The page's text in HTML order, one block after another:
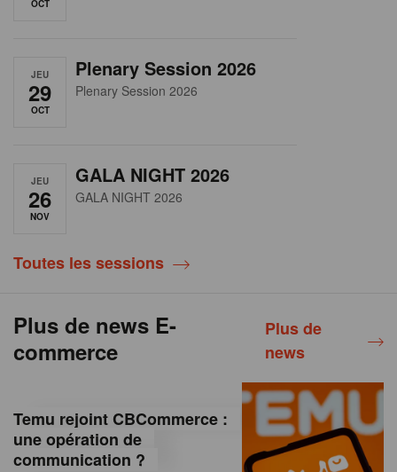
OCT
JEU
29
OCT
Plenary Session 2026
Plenary Session 2026
JEU
26
NOV
GALA NIGHT 2026
GALA NIGHT 2026
Toutes les sessions
Plus de news E-
commerce
Plus de
news
Temu rejoint CBCommerce :
une opération de
communication ?